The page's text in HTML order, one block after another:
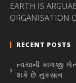
EARTH IS
ORGANISATION
RECENT POSTS
ત્વચાની કાળજી
શકે છે નુકસાન